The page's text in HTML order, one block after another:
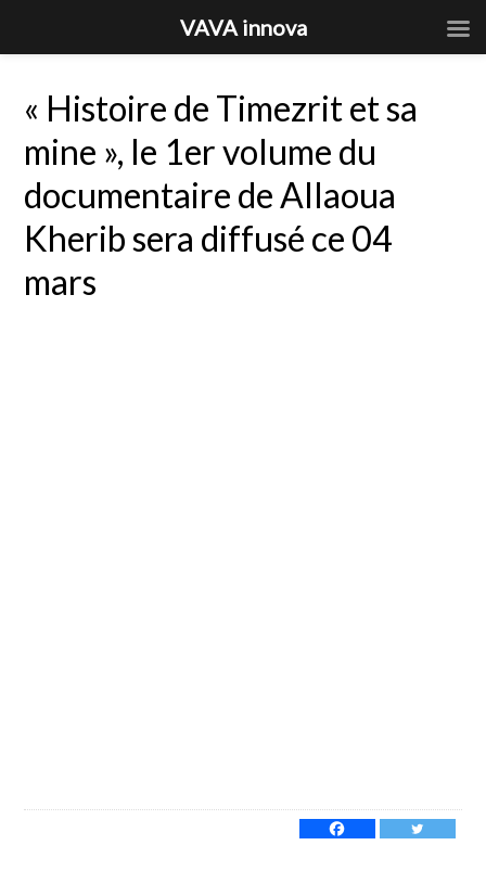
« Histoire de Timezrit et sa
mine », le 1er volume du
documentaire de Allaoua
Kherib sera diffusé ce 04
mars
VAVA innova